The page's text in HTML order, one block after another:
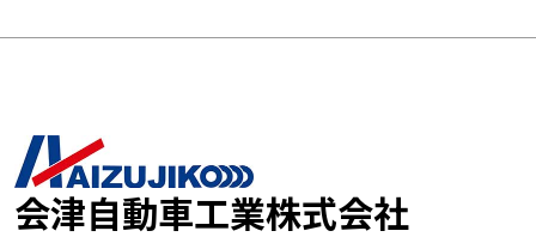
会津自動車工業株式会社